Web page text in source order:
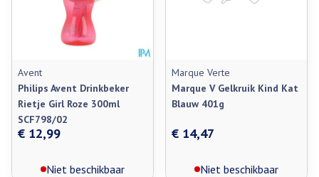
Avent
Philips Avent Drinkbeker
Rietje Girl Roze 300ml
SCF798/02
€ 12,99
Niet beschikbaar
Marque Verte
Marque V Gelkruik Kind Kat
Blauw 401g
€ 14,47
Niet beschikbaar